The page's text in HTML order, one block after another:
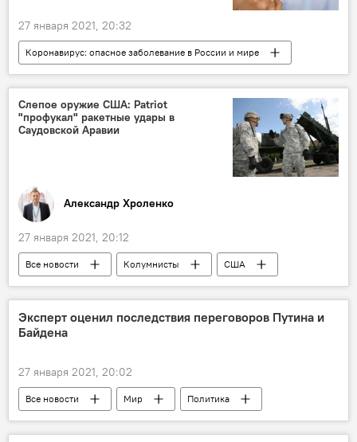
27 января 2021, 20:32
Коронавирус: опасное заболевание в России и мире
Все новости
Миграция
вакцина от коронавируса
коронавирус
Новости мигрантов из Центральной Азии в России
Слепое оружие США: Patriot
"профукал" ракетные удары в
Саудовской Аравии
Александр Хроленко
27 января 2021, 20:12
Все новости Колумнисты США
Эксперт оценил последствия переговоров Путина и
Байдена
27 января 2021, 20:02
Все новости Мир
Политика
США
Владимир Путин
Джо Байден